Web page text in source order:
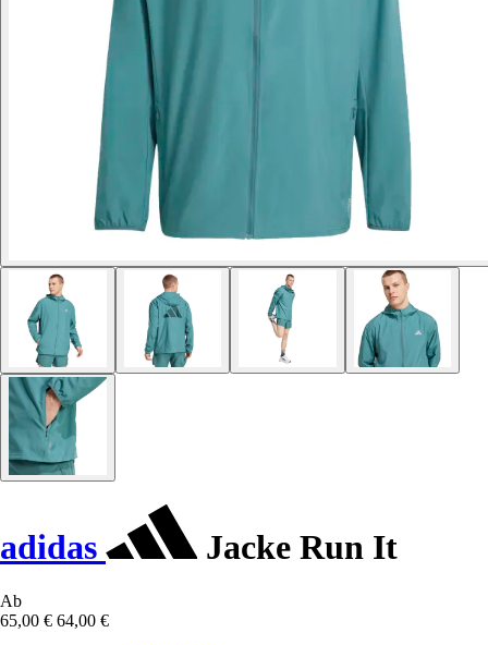
adidas Jacke Run It
Ab
65,00 € 64,00 €